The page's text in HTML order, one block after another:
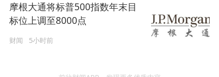
摩根大通将标普500指数年末目
标位上调至8000点
财闻 5小时前